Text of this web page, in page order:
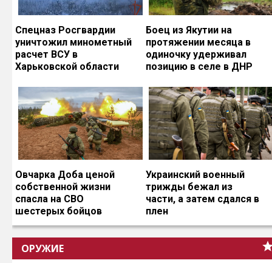
Спецназ Росгвардии
уничтожил минометный
расчет ВСУ в
Харьковской области
Боец из Якутии на
протяжении месяца в
одиночку удерживал
позицию в селе в ДНР
Овчарка Доба ценой
собственной жизни
спасла на СВО
шестерых бойцов
Украинский военный
трижды бежал из
части, а затем сдался в
плен
ОРУЖИЕ